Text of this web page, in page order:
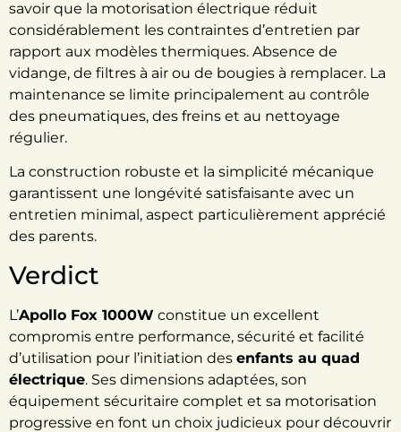
savoir que la motorisation électrique réduit
considérablement les contraintes d’entretien par
rapport aux modèles thermiques. Absence de
vidange, de filtres à air ou de bougies à remplacer. La
maintenance se limite principalement au contrôle
des pneumatiques, des freins et au nettoyage
régulier.
La construction robuste et la simplicité mécanique
garantissent une longévité satisfaisante avec un
entretien minimal, aspect particulièrement apprécié
des parents.
Verdict
L’Apollo Fox 1000W constitue un excellent
compromis entre performance, sécurité et facilité
d’utilisation pour l’initiation des enfants au quad
électrique. Ses dimensions adaptées, son
équipement sécuritaire complet et sa motorisation
progressive en font un choix judicieux pour découvrir